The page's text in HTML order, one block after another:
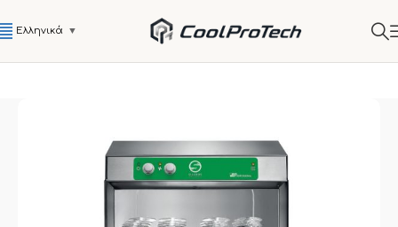
Ελληνικά ▼